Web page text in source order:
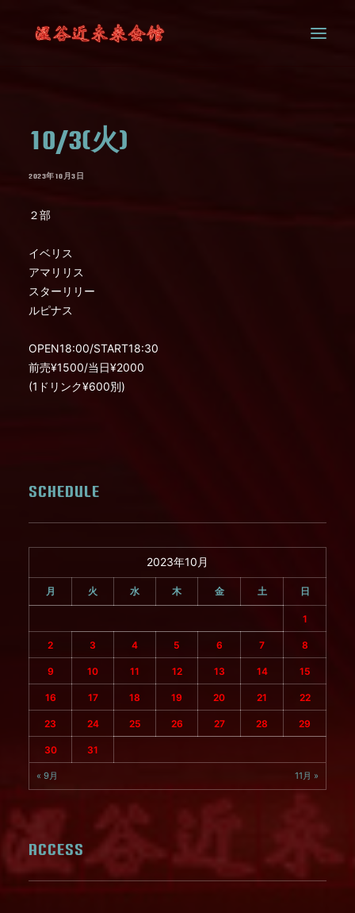
CONTACT10/3(火)
2023年10月3日
２部
イベリス
アマリリス
スターリリー
ルピナス
OPEN18:00/START18:30
前売¥1500/当日¥2000
(1ドリンク¥600別)
SCHEDULE
2023年10月
月 火 水 木 金 土 日
1
2 3 4 5 6 7 8
9 10 11 12 13 14 15
16 17 18 19 20 21 22
23 24 25 26 27 28 29
30 31
« 9月 11月 »
ACCESS